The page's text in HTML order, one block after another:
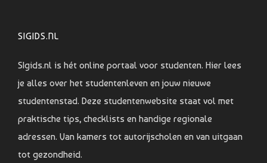
SIGIDS.NL
SIgids.nl is hét online portaal voor studenten. Hier lees
je alles over het studentenleven en jouw nieuwe
studentenstad. Deze studentenwebsite staat vol met
praktische tips, checklists en handige regionale
adressen. Van kamers tot autorijscholen en van uitgaan
tot gezondheid.